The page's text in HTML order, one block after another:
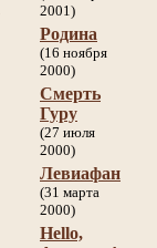
2001)
Родина
(16 ноября
2000)
Смерть
Гуру
(27 июля
2000)
Левиафан
(31 марта
2000)
Hello,